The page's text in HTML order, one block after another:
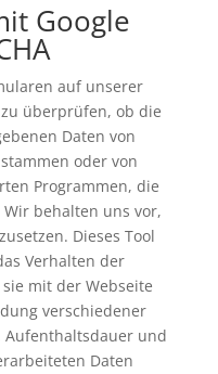
Google
auf unserer
überprüfen, ob die
Daten von
oder von
Programmen, die
Wir behalten uns vor,
Dieses Tool
Verhalten der
mit der Webseite
verschiedener
Aufenthaltsdauer und
Daten